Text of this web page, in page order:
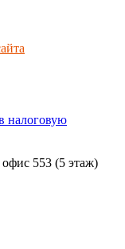
налоговую
553 (5 этаж)